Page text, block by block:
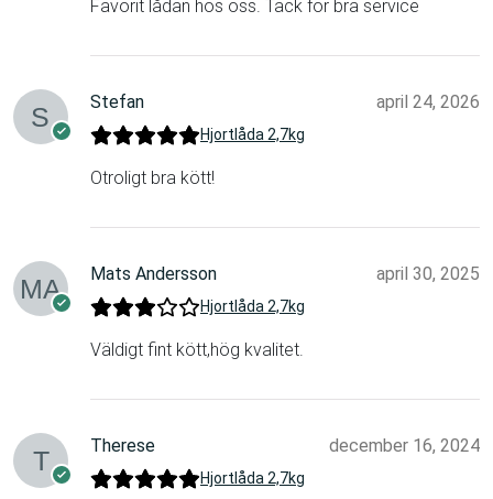
Favorit lådan hos oss. Tack för bra service
Stefan april 24, 2026
Hjortlåda 2,7kg
Otroligt bra kött!
Mats Andersson april 30, 2025
Hjortlåda 2,7kg
Väldigt fint kött,hög kvalitet.
Therese december 16, 2024
Hjortlåda 2,7kg